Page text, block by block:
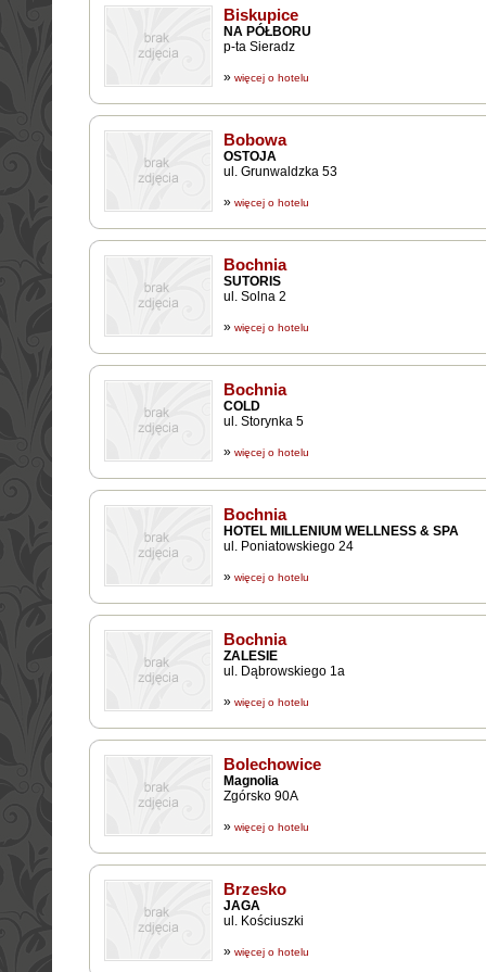
Biskupice
NA PÓŁBORU
p-ta Sieradz
» więcej o hotelu
Bobowa
OSTOJA
ul. Grunwaldzka 53
» więcej o hotelu
Bochnia
SUTORIS
ul. Solna 2
» więcej o hotelu
Bochnia
COLD
ul. Storynka 5
» więcej o hotelu
Bochnia
HOTEL MILLENIUM WELLNESS & SPA
ul. Poniatowskiego 24
» więcej o hotelu
Bochnia
ZALESIE
ul. Dąbrowskiego 1a
» więcej o hotelu
Bolechowice
Magnolia
Zgórsko 90A
» więcej o hotelu
Brzesko
JAGA
ul. Kościuszki
» więcej o hotelu